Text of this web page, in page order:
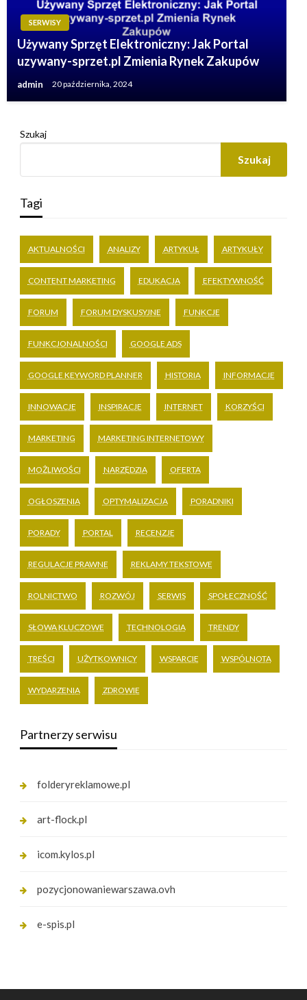
SERWISY
Używany Sprzęt Elektroniczny: Jak Portal
uzywany-sprzet.pl Zmienia Rynek Zakupów
admin 20 października, 2024
Szukaj
Szukaj
Tagi
AKTUALNOŚCI ANALIZY ARTYKUŁ ARTYKUŁY
CONTENT MARKETING EDUKACJA EFEKTYWNOŚĆ
FORUM FORUM DYSKUSYJNE FUNKCJE
FUNKCJONALNOŚCI GOOGLE ADS
GOOGLE KEYWORD PLANNER HISTORIA INFORMACJE
INNOWACJE INSPIRACJE INTERNET KORZYŚCI
MARKETING MARKETING INTERNETOWY
MOŻLIWOŚCI NARZĘDZIA OFERTA
OGŁOSZENIA OPTYMALIZACJA PORADNIKI
PORADY PORTAL RECENZJE
REGULACJE PRAWNE REKLAMY TEKSTOWE
ROLNICTWO ROZWÓJ SERWIS SPOŁECZNOŚĆ
SŁOWA KLUCZOWE TECHNOLOGIA TRENDY
TREŚCI UŻYTKOWNICY WSPARCIE WSPÓLNOTA
WYDARZENIA ZDROWIE
Partnerzy serwisu
folderyreklamowe.pl
art-flock.pl
icom.kylos.pl
pozycjonowaniewarszawa.ovh
e-spis.pl